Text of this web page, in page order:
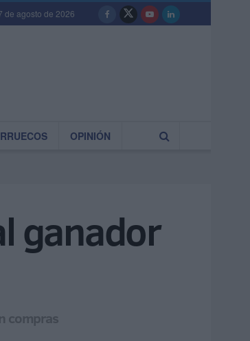
de agosto de 2026
OPINIÓN
ganador
compras